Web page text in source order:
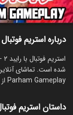
توضیحات
درباره استریم فوتبال با رایبد ۲ -
Parham Gameplay از مایکت بدون نیاز به دانلود
داستان استریم فوتبال با رایبد